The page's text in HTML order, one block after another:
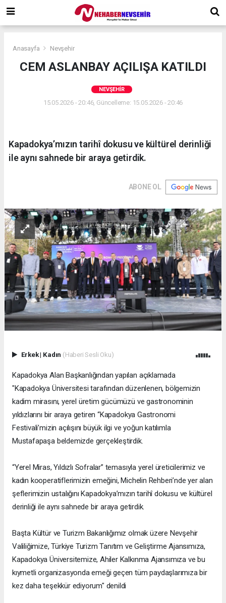
Anasayfa Nevşehir
CEM ASLANBAY AÇILIŞA KATILDI
NEVŞEHIR
15.05.2026 - 20:46, Güncelleme: 15.05.2026 - 20:46
Kapadokya’mızın tarihî dokusu ve kültürel derinliği
ile aynı sahnede bir araya getirdik.
ABONE OL
Erkek| Kadın (Haberi Sesli Oku)
Kapadokya Alan Başkanlığından yapılan açıklamada
"Kapadokya Üniversitesi tarafından düzenlenen, bölgemizin
kadim mirasını, yerel üretim gücümüzü ve gastronominin
yıldızlarını bir araya getiren “Kapadokya Gastronomi
Festivali’mizin açılışını büyük ilgi ve yoğun katılımla
Mustafapaşa beldemizde gerçekleştirdik.
“Yerel Miras, Yıldızlı Sofralar” temasıyla yerel üreticilerimiz ve
kadın kooperatiflerimizin emeğini, Michelin Rehberi’nde yer alan
şeflerimizin ustalığını Kapadokya’mızın tarihî dokusu ve kültürel
derinliği ile aynı sahnede bir araya getirdik.
Başta Kültür ve Turizm Bakanlığımız olmak üzere Nevşehir
Valiliğimize, Türkiye Turizm Tanıtım ve Geliştirme Ajansımıza,
Kapadokya Üniversitemize, Ahiler Kalkınma Ajansımıza ve bu
kıymetli organizasyonda emeği geçen tüm paydaşlarımıza bir
kez daha teşekkür ediyorum" denildi